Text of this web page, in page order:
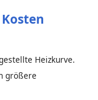
Heizkurve.
größere